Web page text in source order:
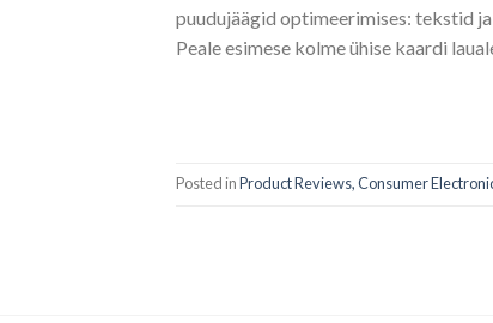
puudujäägid optimeerimises: tekstid
Peale esimese kolme ühise kaardi
Posted inProduct Reviews, Consumer